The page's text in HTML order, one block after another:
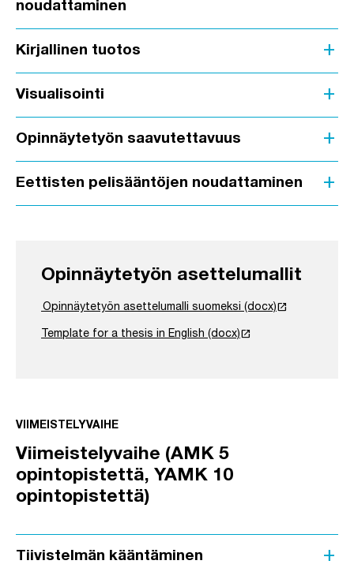
noudattaminen
Kirjallinen tuotos add
Visualisointi add
Opinnäytetyön saavutettavuus add
Eettisten pelisääntöjen noudattaminen add
Opinnäytetyön asettelumallit
Opinnäytetyön asettelumalli suomeksi (docx)launch
Template for a thesis in English (docx)launch
VIIMEISTELYVAIHE
Viimeistelyvaihe (AMK 5
opintopistettä, YAMK 10
opintopistettä)
Tiivistelmän kääntäminen add